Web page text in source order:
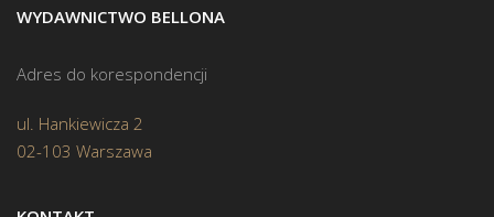
WYDAWNICTWO BELLONA
Adres do korespondencji
ul. Hankiewicza 2
02-103 Warszawa